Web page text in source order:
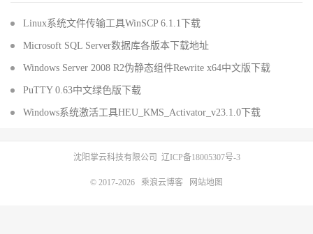
Linux系统文件传输工具WinSCP 6.1.1下载
Microsoft SQL Server数据库各版本下载地址
Windows Server 2008 R2伪静态组件Rewrite x64中文版下载
PuTTY 0.63中文绿色版下载
Windows系统激活工具HEU_KMS_Activator_v23.1.0下载
沈阳掌云科技有限公司 辽ICP备18005307号-3
© 2017-2026 乘浪云博客 网站地图